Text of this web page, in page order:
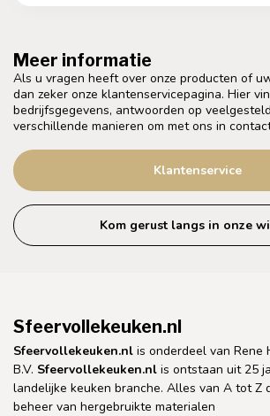
Meer informatie
Als u vragen heeft over onze producten of
dan zeker onze klantenservicepagina. Hier
bedrijfsgegevens, antwoorden op
verschillende manieren om met ons in
Klantenservice
Kom gerust langs in onze
Sfeervollekeuken.nl
Sfeervollekeuken.nl is onderdeel van Rene
B.V. Sfeervollekeuken.nl is ontstaan uit 25
landelijke keuken branche. Alles van A tot Z
beheer van hergebruikte materialen